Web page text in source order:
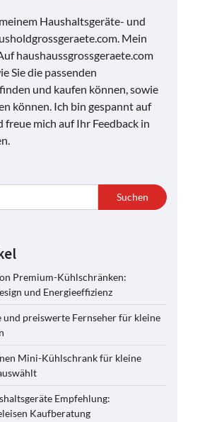
Haushaltsgeräte- und
Mein
haushaussgrossgeraete.com
Sie die passenden
und kaufen können, sowie
können. Ich bin gespannt auf
mich auf Ihr Feedback in
Suchen
Premium-Kühlschränken:
und Energieeffizienz
und preiswerte Fernseher für kleine
Mini-Kühlschrank für kleine
Empfehlung:
Kaufberatung